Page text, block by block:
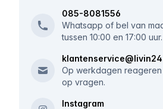
085-8081556
Whatsapp of bel van
tussen 10:00 en 17:00 uur.
Op werkdagen
op vragen.
Instagram